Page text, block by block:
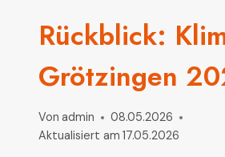
Rückblick:
Grötzingen
Von admin
08.05.2026
Aktualisiert am 17.05.2026